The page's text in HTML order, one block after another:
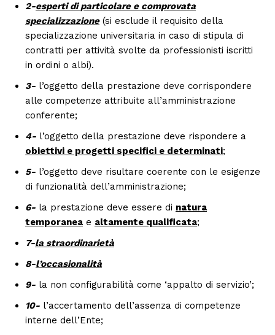
2-esperti di particolare e comprovata
specializzazione(si esclude il requisito della
specializzazione universitaria in caso di stipula di
contratti per attività svolte da professionisti iscritti
in ordini o albi).
3- l’oggetto della prestazione deve corrispondere
alle competenze attribuite all’amministrazione
conferente;
4- l’oggetto della prestazione deve rispondere a
obiettivi e progetti specifici e determinati;
5- l’oggetto deve risultare coerente con le esigenze
di funzionalità dell’amministrazione;
6- la prestazione deve essere di natura
temporanea e altamente qualificata;
7-la straordinarietà
8-l’occasionalità
9- la non configurabilità come ‘appalto di servizio’;
10- l’accertamento dell’assenza di competenze
interne dell’Ente;